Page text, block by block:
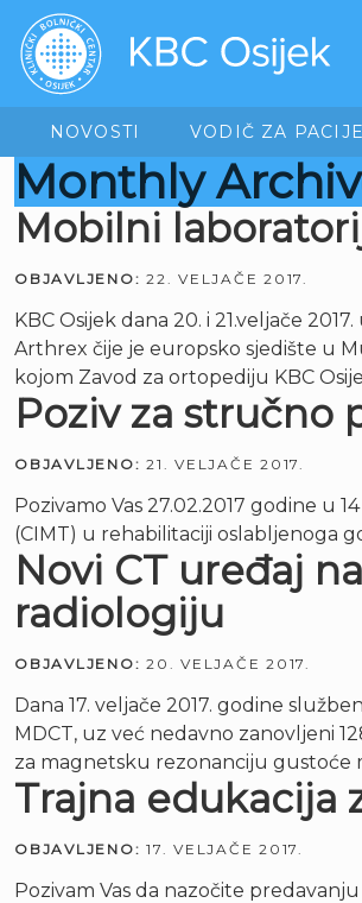
NOVOSTI VODIČ ZA
Monthly
Mobilni
OBJAVLJENO: 22. VELJAČE 2017.
KBC Osijek dana 20. i 21.veljače
Arthrex čije je europsko sjedište u
kojom Zavod za ortopediju KBC
Poziv za stručno
OBJAVLJENO: 21. VELJAČE 2017.
Pozivamo Vas 27.02.2017 godine u
(CIMT) u rehabilitaciji oslabljenoga
Novi CT uređaj
radiologiju
OBJAVLJENO: 20. VELJAČE 2017.
Dana 17. veljače 2017. godine
MDCT, uz već nedavno zanovljeni
za magnetsku rezonanciju gustoće
Trajna edukacija
OBJAVLJENO: 17. VELJAČE 2017.
Pozivam Vas da nazočite